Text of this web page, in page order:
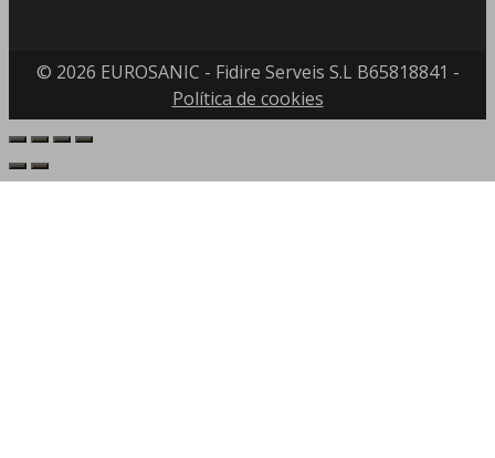
© 2026 EUROSANIC - Fidire Serveis S.L B65818841 -
Política de cookies